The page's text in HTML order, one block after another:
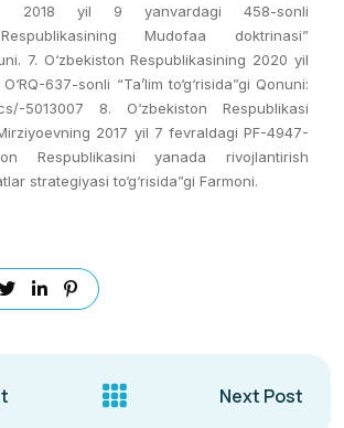
2018 yil 9 yanvardagi 458-sonli
Mudofaa doktrinasi”
7. O‘zbekiston Respublikasining 2020 yil
637-sonli “Ta’lim to‘g‘risida”gi Qonuni:
5013007 8. O‘zbekiston Respublikasi
2017 yil 7 fevraldagi PF-4947-
Respublikasini yanada rivojlantirish
strategiyasi to‘g‘risida”gi Farmoni.
Next Post